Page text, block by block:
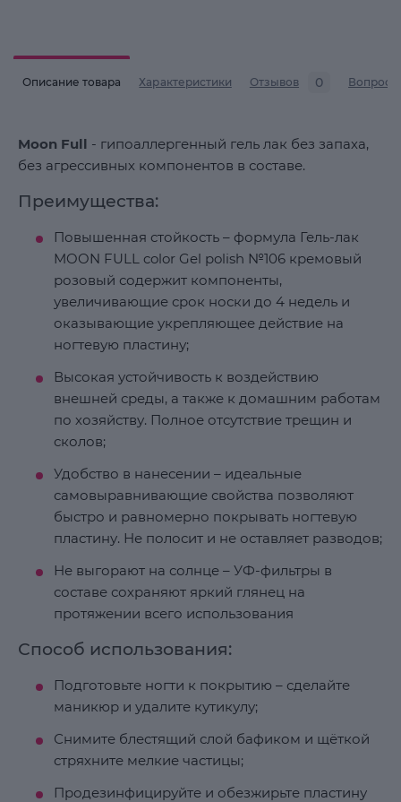
Описание товара Характеристики Отзывов 0 Вопросы
Moon Full - гипоаллергенный гель лак без запаха,
без агрессивных компонентов в составе.
Преимущества:
Повышенная стойкость – формула Гель-лак
MOON FULL color Gel polish №106 кремовый
розовый содержит компоненты,
увеличивающие срок носки до 4 недель и
оказывающие укрепляющее действие на
ногтевую пластину;
Высокая устойчивость к воздействию
внешней среды, а также к домашним работам
по хозяйству. Полное отсутствие трещин и
сколов;
Удобство в нанесении – идеальные
самовыравнивающие свойства позволяют
быстро и равномерно покрывать ногтевую
пластину. Не полосит и не оставляет разводов;
Не выгорают на солнце – УФ-фильтры в
составе сохраняют яркий глянец на
протяжении всего использования
Способ использования:
Подготовьте ногти к покрытию – сделайте
маникюр и удалите кутикулу;
Снимите блестящий слой бафиком и щёткой
стряхните мелкие частицы;
Продезинфицируйте и обезжирьте пластину